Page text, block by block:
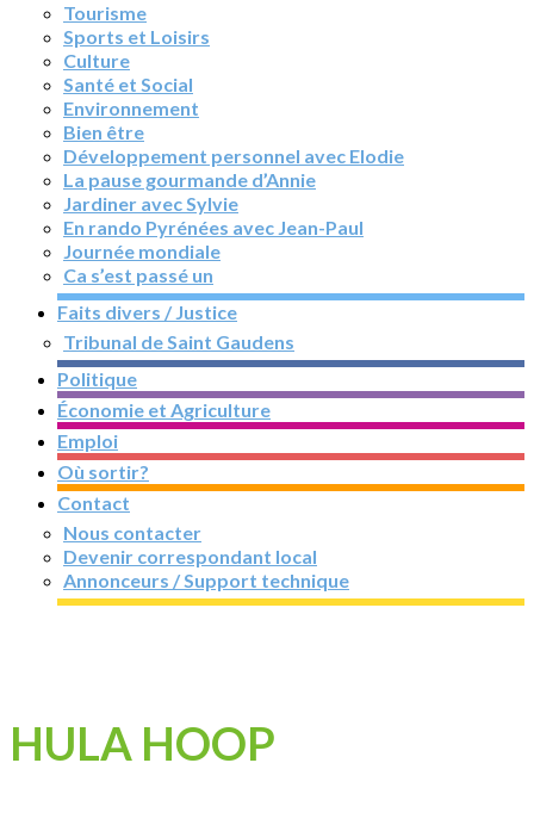
Tourisme
Sports et Loisirs
Culture
Santé et Social
Environnement
Bien être
Développement personnel avec Elodie
La pause gourmande d’Annie
Jardiner avec Sylvie
En rando Pyrénées avec Jean-Paul
Journée mondiale
Ca s’est passé un
Faits divers / Justice
Tribunal de Saint Gaudens
Politique
Économie et Agriculture
Emploi
Où sortir?
Contact
Nous contacter
Devenir correspondant local
Annonceurs / Support technique
HULA HOOP